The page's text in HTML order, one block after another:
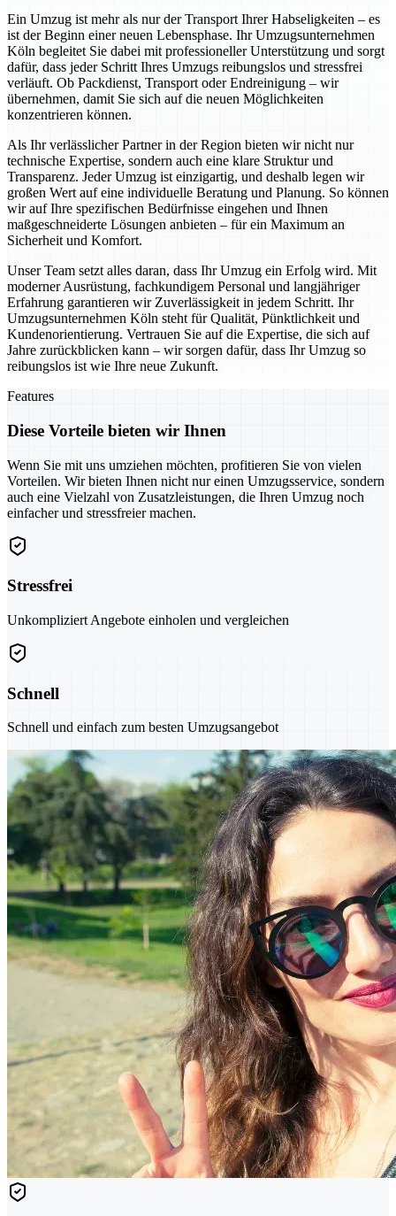
Ein Umzug ist mehr als nur der Transport Ihrer Habseligkeiten – es
ist der Beginn einer neuen Lebensphase. Ihr Umzugsunternehmen
Köln begleitet Sie dabei mit professioneller Unterstützung und sorgt
dafür, dass jeder Schritt Ihres Umzugs reibungslos und stressfrei
verläuft. Ob Packdienst, Transport oder Endreinigung – wir
übernehmen, damit Sie sich auf die neuen Möglichkeiten
konzentrieren können.
Als Ihr verlässlicher Partner in der Region bieten wir nicht nur
technische Expertise, sondern auch eine klare Struktur und
Transparenz. Jeder Umzug ist einzigartig, und deshalb legen wir
großen Wert auf eine individuelle Beratung und Planung. So können
wir auf Ihre spezifischen Bedürfnisse eingehen und Ihnen
maßgeschneiderte Lösungen anbieten – für ein Maximum an
Sicherheit und Komfort.
Unser Team setzt alles daran, dass Ihr Umzug ein Erfolg wird. Mit
moderner Ausrüstung, fachkundigem Personal und langjähriger
Erfahrung garantieren wir Zuverlässigkeit in jedem Schritt. Ihr
Umzugsunternehmen Köln steht für Qualität, Pünktlichkeit und
Kundenorientierung. Vertrauen Sie auf die Expertise, die sich auf
Jahre zurückblicken kann – wir sorgen dafür, dass Ihr Umzug so
reibungslos ist wie Ihre neue Zukunft.
Features
Diese Vorteile bieten wir Ihnen
Wenn Sie mit uns umziehen möchten, profitieren Sie von vielen
Vorteilen. Wir bieten Ihnen nicht nur einen Umzugsservice, sondern
auch eine Vielzahl von Zusatzleistungen, die Ihren Umzug noch
einfacher und stressfreier machen.
Stressfrei
Unkompliziert Angebote einholen und vergleichen
Schnell
Schnell und einfach zum besten Umzugsangebot